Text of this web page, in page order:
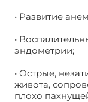
• Развитие
•
эндометрии;
• Острые,
живота,
плохо